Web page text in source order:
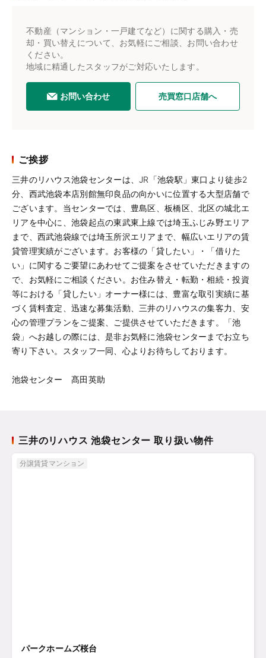
不動産（マンション・一戸建てなど）に関する購入・売
却・買い替えについて、お気軽にご相談、お問い合わせ
ください。
地域に精通したスタッフがご対応いたします。
お問い合わせ 売買窓口店舗へ
ご挨拶
三井のリハウス池袋センターは、JR「池袋駅」東口より徒歩2
分、西武池袋本店別館無印良品の向かいに位置する大型店舗で
ございます。当センターでは、豊島区、板橋区、北区の城北エ
リアを中心に、池袋起点の東武東上線では埼玉ふじみ野エリア
まで、西武池袋線では埼玉所沢エリアまで、幅広いエリアの賃
貸管理実績がございます。お客様の「貸したい」・「借りた
い」に関するご要望にあわせてご提案をさせていただきますの
で、お気軽にご相談ください。お住み替え・転勤・相続・投資
等における「貸したい」オーナー様には、豊富な取引実績に基
づく賃料査定、迅速な募集活動、三井のリハウスの集客力、安
心の管理プランをご提案、ご提供させていただきます。「池
袋」へお越しの際には、是非お気軽に池袋センターまでお立ち
寄り下さい。スタッフ一同、心よりお待ちしております。
池袋センター 髙田英助
三井のリハウス 池袋センター 取り扱い物件
分譲賃貸マンション
パークホームズ桜台